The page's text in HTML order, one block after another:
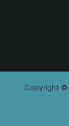
Copyright ©